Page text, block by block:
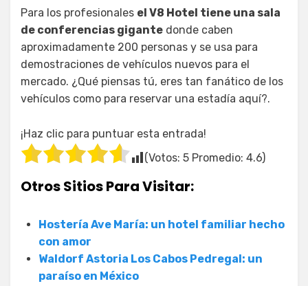
Para los profesionales el V8 Hotel tiene una sala
de conferencias gigante donde caben
aproximadamente 200 personas y se usa para
demostraciones de vehículos nuevos para el
mercado. ¿Qué piensas tú, eres tan fanático de los
vehículos como para reservar una estadía aquí?.
¡Haz clic para puntuar esta entrada!
(Votos: 5 Promedio: 4.6)
Otros Sitios Para Visitar:
Hostería Ave María: un hotel familiar hecho
con amor
Waldorf Astoria Los Cabos Pedregal: un
paraíso en México